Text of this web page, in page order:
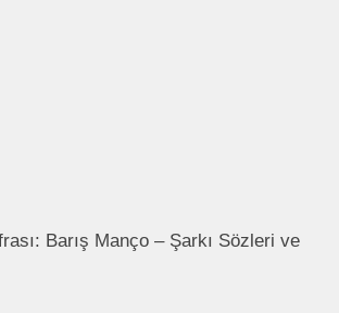
Barış Manço – Şarkı Sözleri ve